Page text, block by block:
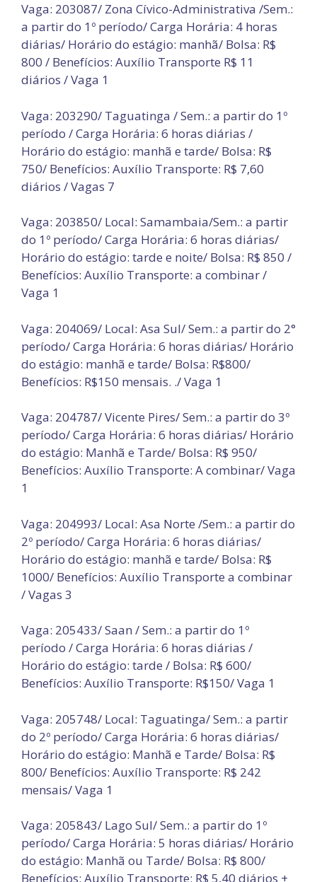
Vaga: 203087/ Zona Cívico-Administrativa /Sem.:
a partir do 1º período/ Carga Horária: 4 horas
diárias/ Horário do estágio: manhã/ Bolsa: R$
800 / Benefícios: Auxílio Transporte R$ 11
diários / Vaga 1
Vaga: 203290/ Taguatinga / Sem.: a partir do 1º
período / Carga Horária: 6 horas diárias /
Horário do estágio: manhã e tarde/ Bolsa: R$
750/ Benefícios: Auxílio Transporte: R$ 7,60
diários / Vagas 7
Vaga: 203850/ Local: Samambaia/Sem.: a partir
do 1º período/ Carga Horária: 6 horas diárias/
Horário do estágio: tarde e noite/ Bolsa: R$ 850 /
Benefícios: Auxílio Transporte: a combinar /
Vaga 1
Vaga: 204069/ Local: Asa Sul/ Sem.: a partir do 2°
período/ Carga Horária: 6 horas diárias/ Horário
do estágio: manhã e tarde/ Bolsa: R$800/
Benefícios: R$150 mensais. ./ Vaga 1
Vaga: 204787/ Vicente Pires/ Sem.: a partir do 3º
período/ Carga Horária: 6 horas diárias/ Horário
do estágio: Manhã e Tarde/ Bolsa: R$ 950/
Benefícios: Auxílio Transporte: A combinar/ Vaga
1
Vaga: 204993/ Local: Asa Norte /Sem.: a partir do
2º período/ Carga Horária: 6 horas diárias/
Horário do estágio: manhã e tarde/ Bolsa: R$
1000/ Benefícios: Auxílio Transporte a combinar
/ Vagas 3
Vaga: 205433/ Saan / Sem.: a partir do 1º
período / Carga Horária: 6 horas diárias /
Horário do estágio: tarde / Bolsa: R$ 600/
Benefícios: Auxílio Transporte: R$150/ Vaga 1
Vaga: 205748/ Local: Taguatinga/ Sem.: a partir
do 2º período/ Carga Horária: 6 horas diárias/
Horário do estágio: Manhã e Tarde/ Bolsa: R$
800/ Benefícios: Auxílio Transporte: R$ 242
mensais/ Vaga 1
Vaga: 205843/ Lago Sul/ Sem.: a partir do 1º
período/ Carga Horária: 5 horas diárias/ Horário
do estágio: Manhã ou Tarde/ Bolsa: R$ 800/
Benefícios: Auxílio Transporte: R$ 5,40 diários +